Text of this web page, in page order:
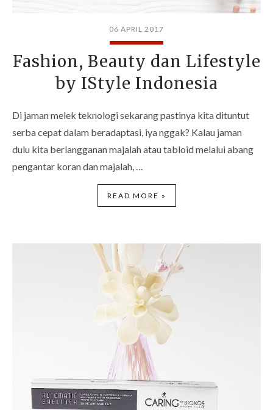
06 APRIL 2017
Fashion, Beauty dan Lifestyle
by IStyle Indonesia
Di jaman melek teknologi sekarang pastinya kita dituntut
serba cepat dalam beradaptasi, iya nggak? Kalau jaman
dulu kita berlangganan majalah atau tabloid melalui abang
pengantar koran dan majalah, …
READ MORE »